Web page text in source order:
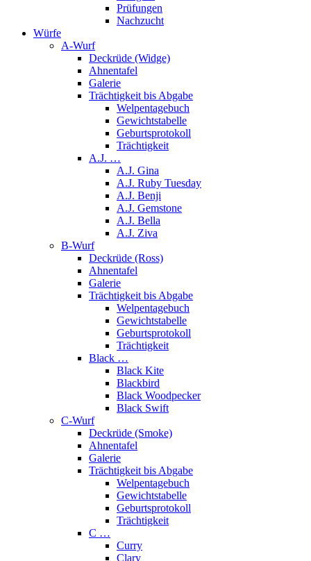
Prüfungen
Nachzucht
Würfe
A-Wurf
Deckrüde (Widge)
Ahnentafel
Galerie
Trächtigkeit bis Abgabe
Welpentagebuch
Gewichtstabelle
Geburtsprotokoll
Trächtigkeit
A.J. …
A.J. Gina
A.J. Ruby Tuesday
A.J. Benji
A.J. Gemstone
A.J. Bella
A.J. Ziva
B-Wurf
Deckrüde (Ross)
Ahnentafel
Galerie
Trächtigkeit bis Abgabe
Welpentagebuch
Gewichtstabelle
Geburtsprotokoll
Trächtigkeit
Black …
Black Kite
Blackbird
Black Woodpecker
Black Swift
C-Wurf
Deckrüde (Smoke)
Ahnentafel
Galerie
Trächtigkeit bis Abgabe
Welpentagebuch
Gewichtstabelle
Geburtsprotokoll
Trächtigkeit
C …
Curry
Clary